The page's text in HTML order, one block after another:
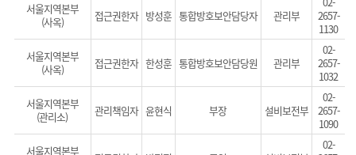
서울지역본부
(사옥)
접근권한자 방성훈 통합방호보안담당자 관리부
2657-
1130
서울지역본부
(사옥)
접근권한자 한성훈 통합방호보안담당원 관리부
02-
2657-
1032
서울지역본부
(관리소)
관리책임자 윤현식 부장 설비보전부
02-
2657-
1090
서울지역본부
02-